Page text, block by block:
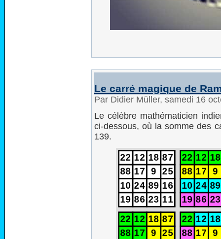
Le carré magique de
Par Didier Müller, samedi 16
Le célèbre mathématicien
ci-dessous, où la somme des
139.